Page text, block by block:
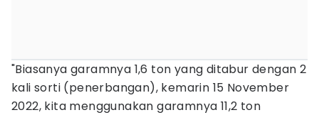
"Biasanya garamnya 1,6 ton yang ditabur dengan 2
kali sorti (penerbangan), kemarin 15 November
2022, kita menggunakan garamnya 11,2 ton